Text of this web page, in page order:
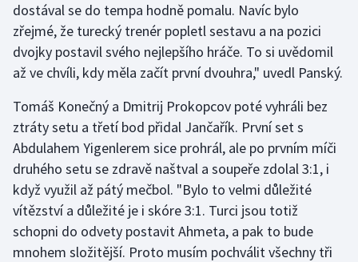
Házená
Jezdectví
Krasobruslení
Lezení
Lyže a snowboard
Moderní pětiboj
dostával se do tempa hodně pomalu. Navíc bylo
zřejmé, že turecký trenér popletl sestavu a na pozici
dvojky postavil svého nejlepšího hráče. To si uvědomil
až ve chvíli, kdy měla začít první dvouhra," uvedl Panský.
Tomáš Konečný a Dmitrij Prokopcov poté vyhráli bez
ztráty setu a třetí bod přidal Jančařík. První set s
Abdulahem Yigenlerem sice prohrál, ale po prvním míči
druhého setu se zdravě naštval a soupeře zdolal 3:1, i
když využil až pátý mečbol. "Bylo to velmi důležité
vítězství a důležité je i skóre 3:1. Turci jsou totiž
schopni do odvety postavit Ahmeta, a pak to bude
mnohem složitější. Proto musím pochválit všechny tři